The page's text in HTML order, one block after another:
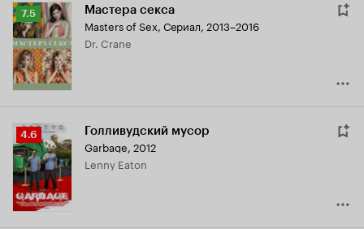
Рейтинг
Кинопоиска
7.5
7.5 Мастера секса
Masters of Sex, Сериал, 2013–2016
Dr. Crane
Рейтинг
Кинопоиска
4.6
4.6 Голливудский мусор
Garbage, 2012
Lenny Eaton